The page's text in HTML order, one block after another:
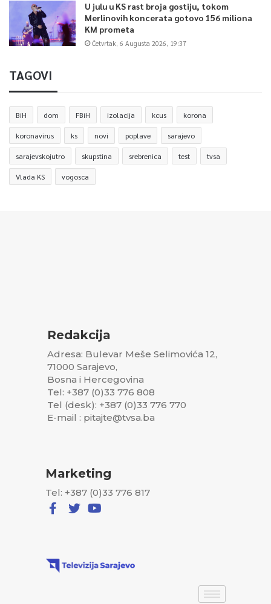
U julu u KS rast broja gostiju, tokom
Merlinovih koncerata gotovo 156 miliona
KM prometa
Četvrtak, 6 Augusta 2026, 19:37
TAGOVI
BiH dom FBiH izolacija kcus korona
koronavirus ks novi poplave sarajevo
sarajevskojutro skupstina srebrenica test tvsa
Vlada KS vogosca
Redakcija
Adresa: Bulevar Meše Selimovića 12,
71000 Sarajevo,
Bosna i Hercegovina
Tel: +387 (0)33 776 808
Tel (desk): +387 (0)33 776 770
E-mail : pitajte@tvsa.ba
Marketing
Tel: +387 (0)33 776 817